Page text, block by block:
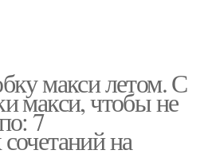
макси летом. С
макси, чтобы не
7
на